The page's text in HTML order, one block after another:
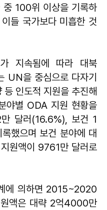
100위 이상을 기록하
들 국가보다 미흡한 것
지속됨에 따라 대북
UN을 중심으로 다자기
인도적 지원을 추진해
야별 ODA 지원 현황을
달러(16.6%), 보건 1
했으며 보건 분야에 대
원액이 9761만 달러로
에 의하면 2015~2020
액은 대략 2억4000만